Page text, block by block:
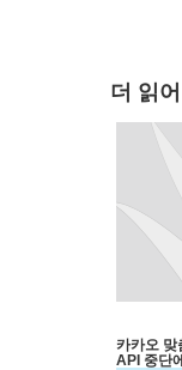
더 읽
카카오 맞
API 중단